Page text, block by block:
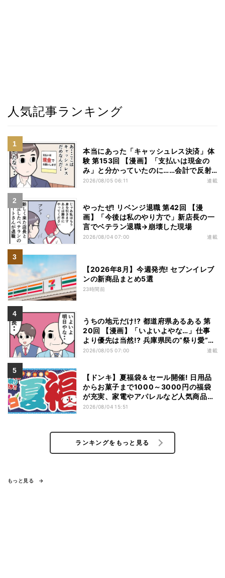
人気記事ランキング
本当にあった「キャッシュレス決済」体
験 第153回 【漫画】「支払いは現金の
み」と分かっていたのに……会計で反射
的に出してしまったものは
2026/08/05 06:11 連載
やったぜ! リベンジ退職 第42回 【漫
画】「今後は私のやり方で」新店長の一
言でベテラン退職→崩壊した現場
2026/08/04 07:00 連載
【2026年8月】今週発売! セブンイレブ
ンの新商品まとめ5選
23時間前
うちの地元だけ!? 都道府県あるある 第
20回 【漫画】「いよいよやな…」仕事
より優先は当然!? 兵庫県民の“祭り愛”が
熱すぎた
2026/08/05 07:00 連載
【ドンキ】夏福袋＆セール開催! 日用品
からお菓子まで1000～3000円の福袋
が充実、家電やアパレルなど人気商品も
特価
2026/08/04 15:51
ランキングをもっと見る
もっと見る